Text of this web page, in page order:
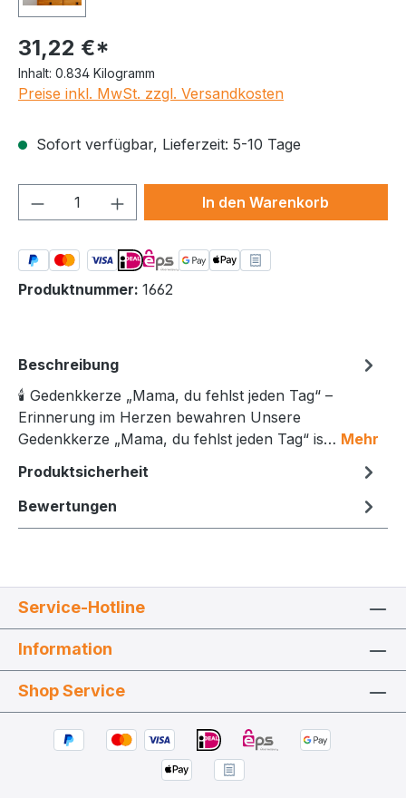
31,22 €*
Inhalt: 0.834 Kilogramm
Preise inkl. MwSt. zzgl. Versandkosten
Sofort verfügbar, Lieferzeit: 5-10 Tage
Produkt Anzahl: Gib denIn den Warenkorb
Produktnummer: 1662
Beschreibung
🕯️ Gedenkkerze „Mama, du fehlst jeden Tag“ –
Erinnerung im Herzen bewahren Unsere
Gedenkkerze „Mama, du fehlst jeden Tag“ is… Mehr
Produktsicherheit
Bewertungen
Service-Hotline
Information
Shop Service